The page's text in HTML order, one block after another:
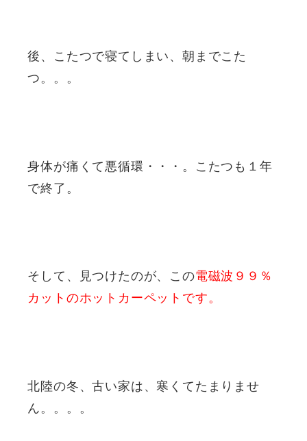
後、こたつで寝てしまい、朝までこた
つ。。。
身体が痛くて悪循環・・・。こたつも１年
で終了。
そして、見つけたのが、この電磁波９９％
カットのホットカーペットです。
北陸の冬、古い家は、寒くてたまりませ
ん。。。。